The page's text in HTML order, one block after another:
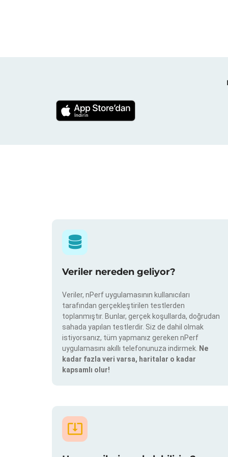
Veriler nereden geliyor?
Veriler, nPerf uygulamasının kullanıcıları
tarafından gerçekleştirilen testlerden
toplanmıştır. Bunlar, gerçek koşullarda, doğrudan
sahada yapılan testlerdir. Siz de dahil olmak
istiyorsanız, tüm yapmanız gereken nPerf
uygulamasını akıllı telefonunuza indirmek. Ne
kadar fazla veri varsa, haritalar o kadar
kapsamlı olur!